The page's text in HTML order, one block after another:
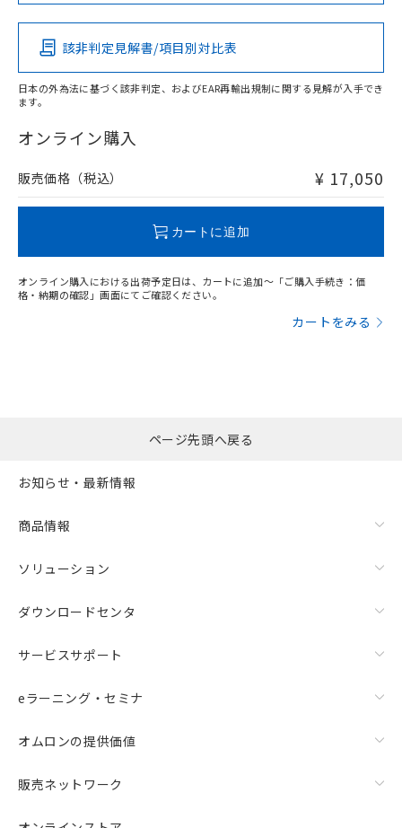
該非判定見解書/項目別対比表
日本の外為法に基づく該非判定、およびEAR再輸出規制に関する見解が入手でき
ます。
オンライン購入
販売価格（税込） ¥ 17,050
カートに追加
オンライン購入における出荷予定日は、カートに追加～「ご購入手続き：価
格・納期の確認」画面にてご確認ください。
カートをみる
ページ先頭へ戻る
お知らせ・最新情報
商品情報
ソリューション
ダウンロードセンタ
サービスサポート
eラーニング・セミナ
オムロンの提供価値
販売ネットワーク